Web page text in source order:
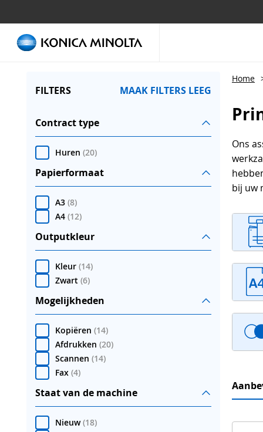
FILTERS MAAK FILTERS LEEG
Contract type
Huren (20)
Papierformaat
A3 (8)
A4 (12)
Outputkleur
Kleur (14)
Zwart (6)
Mogelijkheden
Kopiëren (14)
Afdrukken (20)
Scannen (14)
Fax (4)
Staat van de machine
Nieuw (18)
Home
Ons
bij uw